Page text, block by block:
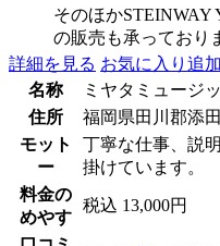
そのほか
の販売も承っており
詳細を見る お気に入り追加
名称
ミヤタミュージ
住所
福岡県田川郡添
モット
ー
丁寧な仕事、説
掛けています。
料金の
めやす
税込 13,000円